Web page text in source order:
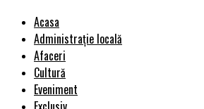
Acasa
Administrație locală
Afaceri
Cultură
Eveniment